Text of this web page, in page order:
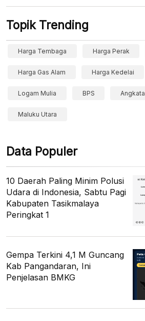
Topik Trending
Harga Tembaga Harga Perak
Harga Gas Alam Harga Kedelai
Logam Mulia BPS
Maluku Utara
Data Populer
10 Daerah Paling Minim Polusi
Udara di Indonesia, Sabtu Pagi
Kabupaten Tasikmalaya
Peringkat 1
Gempa Terkini 4,1 M Guncang
Kab Pangandaran, Ini
Penjelasan BMKG